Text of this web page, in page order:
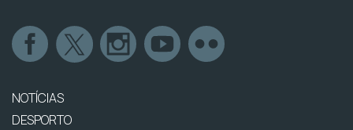
NOTÍCIAS
DESPORTO